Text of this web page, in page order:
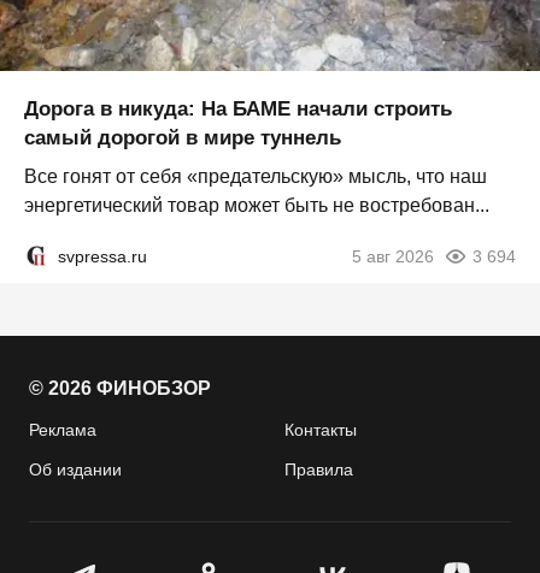
Дорога в никуда: На БАМЕ начали строить
самый дорогой в мире туннель
Все гонят от себя «предательскую» мысль, что наш
энергетический товар может быть не востребован...
svpressa.ru 5 авг 2026 3 694
© 2026 ФИНОБЗОР
Реклама Контакты
Об издании Правила